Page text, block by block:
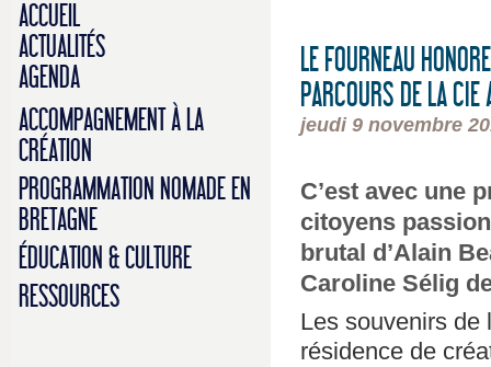
ACCUEIL
ACTUALITÉS
AGENDA
ACCOMPAGNEMENT À LA
CRÉATION
PROGRAMMATION NOMADE EN
BRETAGNE
ÉDUCATION & CULTURE
RESSOURCES
LE FOURNEAU
PARCOURS DE LA CIE
jeudi 9 novembre
C’est avec une
citoyens
brutal d’Alain
Caroline Sélig
Les souvenirs de
résidence de